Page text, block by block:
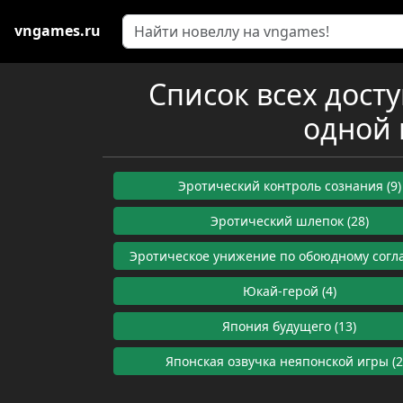
vngames.ru
Список всех
одной
Эротический контроль сознания (9)
Эротический шлепок (28)
Эротическое унижение по обоюдному
Юкай-герой (4)
Япония будущего (13)
Японская озвучка неяпонской игры